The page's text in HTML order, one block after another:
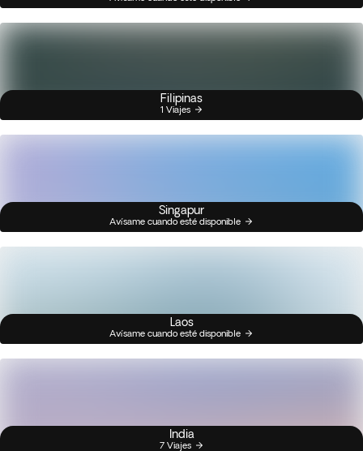
Filipinas
1 Viajes
Singapur
Avísame cuando esté disponible
Laos
Avísame cuando esté disponible
India
7 Viajes